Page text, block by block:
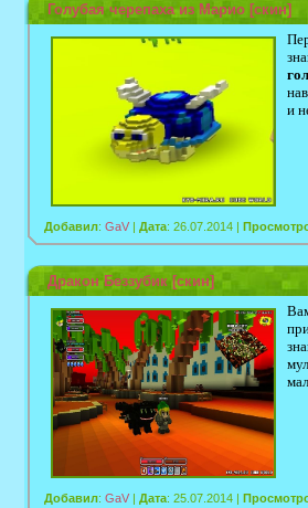
Голубая черепаха из Марио [скин]
и
Добавил: GaV | Дата: 26.07.2014 |
Дракон Беззубик [скин]
Добавил: GaV | Дата: 25.07.2014 |